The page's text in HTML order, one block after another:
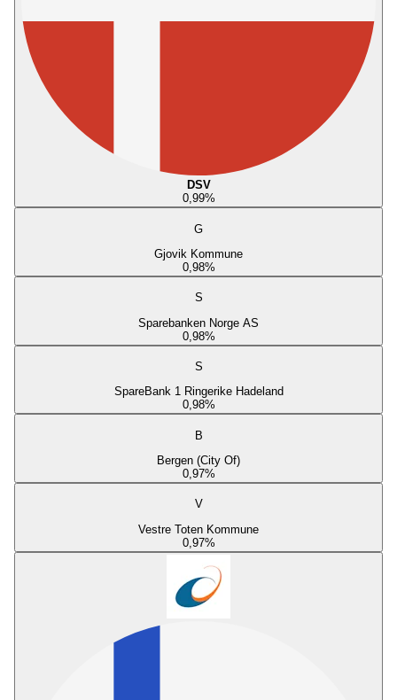
DSV
0,99%
G
Gjovik Kommune
0,98%
S
Sparebanken Norge AS
0,98%
S
SpareBank 1 Ringerike Hadeland
0,98%
B
Bergen (City Of)
0,97%
V
Vestre Toten Kommune
0,97%